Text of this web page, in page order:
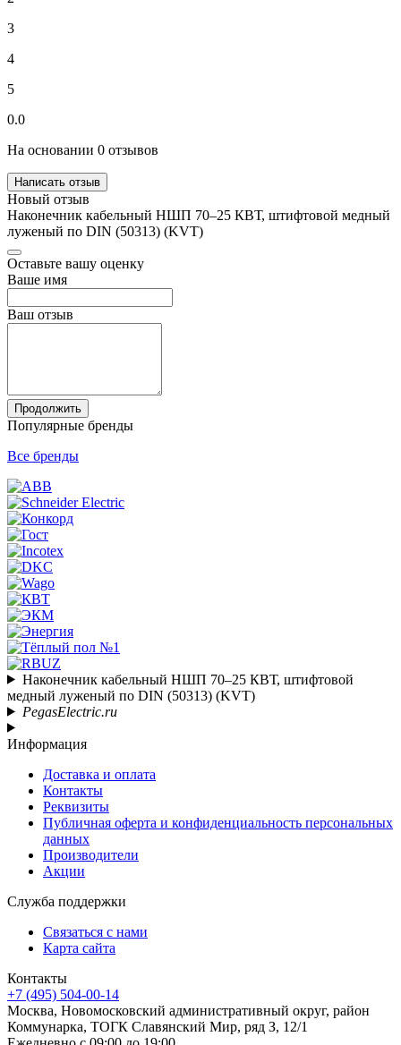
3
4
5
0.0
На основании 0 отзывов
Написать отзыв
Новый отзыв
Наконечник кабельный НШП 70–25 КВТ, штифтовой медный
луженый по DIN (50313) (KVT)
Оставьте вашу оценку
Ваше имя
Ваш отзыв
Продолжить
Популярные бренды
Все бренды
Наконечник кабельный НШП 70–25 КВТ, штифтовой
медный луженый по DIN (50313) (KVT)
PegasElectric.ru
Информация
Доставка и оплата
Контакты
Реквизиты
Публичная оферта и конфиденциальность персональных
данных
Производители
Акции
Служба поддержки
Связаться с нами
Карта сайта
Контакты
+7 (495) 504-00-14
Москва, Новомосковский административный округ, район
Коммунарка, ТОГК Славянский Мир, ряд З, 12/1